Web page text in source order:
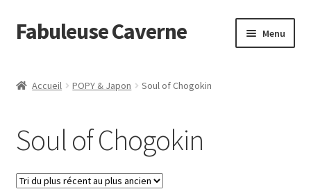
Aller
à
navigation
Aller
au
Fabuleuse Caverne Menu
Superflat Museum Murakami
En réapprovisionnement
Accueil POPY & Japon Soul of Chogokin
Soul of Chogokin